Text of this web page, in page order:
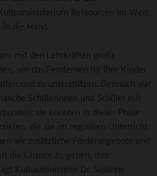
Ressourcen im Wert
die Hand.
mit den Lehrkräften große
um das Fernlernen für ihre Kinder
und zu unterstützen. Dennoch war
Schülerinnen und Schüler mit
sie konnten in dieser Phase
die sie im regulären Unterricht
wir zusätzliche Förderangebote und
die Chance zu geben, ihre
Kultusministerin Dr. Susanne